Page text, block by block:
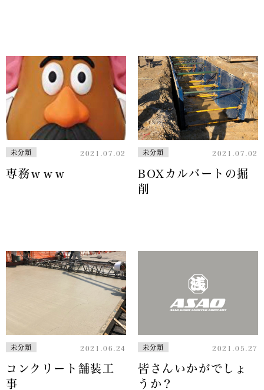
未分類 2021.07.02
専務ｗｗｗ
未分類 2021.07.02
BOXカルバートの掘
削
未分類 2021.06.24
コンクリート舗装工
事
未分類 2021.05.27
皆さんいかがでしょ
うか？